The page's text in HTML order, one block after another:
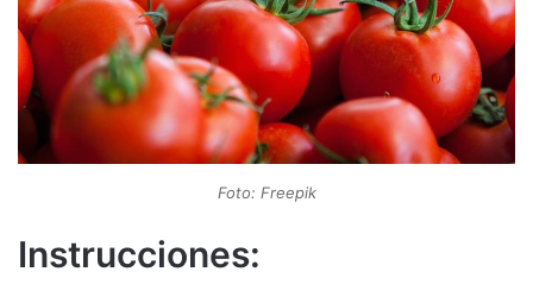
Foto: Freepik
Instrucciones: